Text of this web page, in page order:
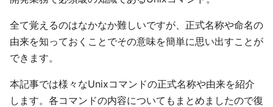
全て覚えるのはなかなか難しいですが、正式名称や命名の
由来を知っておくことでその意味を簡単に思い出すことが
できます。
本記事では様々なUnixコマンドの正式名称や由来を紹介
します。各コマンドの内容についてもまとめましたので復